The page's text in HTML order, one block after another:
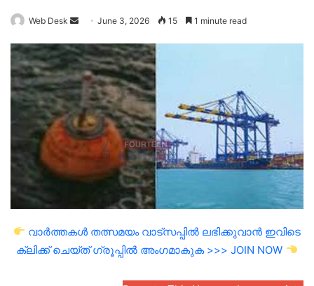
Web Desk
Send
email
June 3, 2026 15 1 minute read
വാർത്തകൾ തത്സമയം വാട്സപ്പിൽ ലഭിക്കുവാൻ ഇവിടെ
ക്ലിക്ക് ചെയ്ത് ഗ്രൂപ്പിൽ അംഗമാകുക >>> JOIN NOW